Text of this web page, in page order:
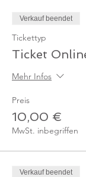
Verkauf beendet
Tickettyp
Ticket
Mehr Infos
Preis
10,00 €
MwSt. inbegriffen
Verkauf beendet